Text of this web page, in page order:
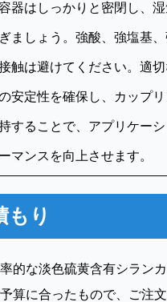
器はしっかりと密閉し、湿
ましょう。強酸、強塩基
触は避けてください。適
安定性を確保し、カップ
することで、アプリケー
マンスを向上させます。
もり
的な淡色硫黄含有シラン
算に合ったもので、ご注